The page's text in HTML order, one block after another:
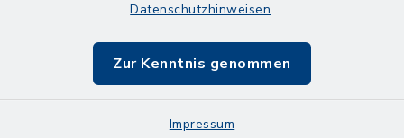
Datenschutzhinweisen.
Zur Kenntnis genommen
Impressum
Impressum
Sitemap